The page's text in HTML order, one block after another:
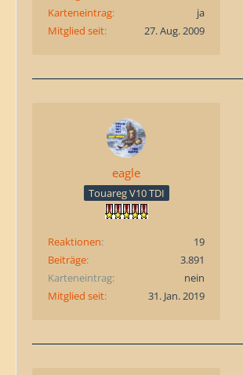
Karteneintrag
ja
Mitglied seit
27. Aug. 2009
eagle
Touareg V10 TDI
Reaktionen
19
Beiträge
3.891
Karteneintrag
nein
Mitglied seit
31. Jan. 2019